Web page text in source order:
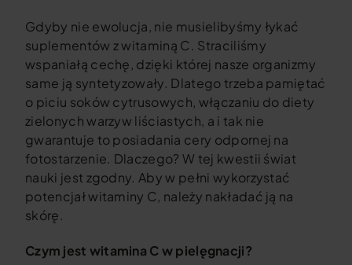
Gdyby nie ewolucja, nie musielibyśmy łykać
suplementów z witaminą C. Straciliśmy
wspaniałą cechę, dzięki której nasze organizmy
same ją syntetyzowały. Dlatego trzeba pamiętać
o piciu soków cytrusowych, włączaniu do diety
zielonych warzyw liściastych, a i tak nie
gwarantuje to posiadania cery odpornej na
fotostarzenie. Dlaczego? W tej kwestii świat
nauki jest zgodny. Aby w pełni wykorzystać
potencjał witaminy C, należy nakładać ją na
skórę.
Czym jest witamina C w pielęgnacji?